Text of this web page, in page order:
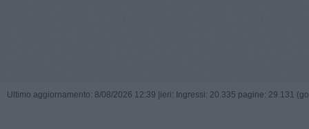
Ultimo aggiornamento: 8/08/2026 12:39 | ieri: Ingressi: 20.335 pagine: 29.131